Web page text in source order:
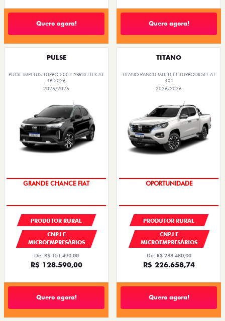
Quero agora! Quero agora!
PULSE
PULSE IMPETUS TURBO 200 HYBRID FLEX AT
4P 2026
2026/2026
OPORTUNIDADE
PRODUTOR RURAL
CNPJ E
MICROEMPRESÁRIOS
De: R$ 151.490,00
R$ 128.590,00
Quero agora!
TITANO
TITANO RANCH MULTIJET TURBODIESEL AT
4X4
2026/2026
GRANDE CHANCE FIAT
PRODUTOR RURAL
CNPJ E
MICROEMPRESÁRIOS
De: R$ 288.480,00
R$ 226.658,74
Quero agora!